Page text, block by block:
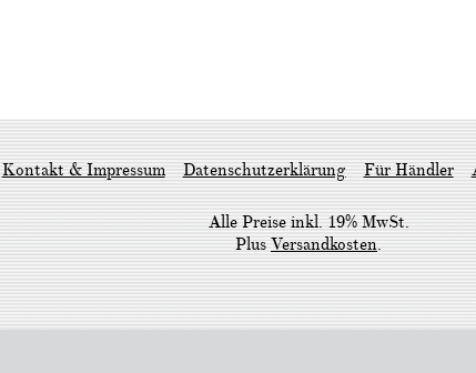
Kontakt & Impressum Datenschutzerklärung Für Händler
Alle Preise inkl. 19% MwSt.
PlusVersandkosten.